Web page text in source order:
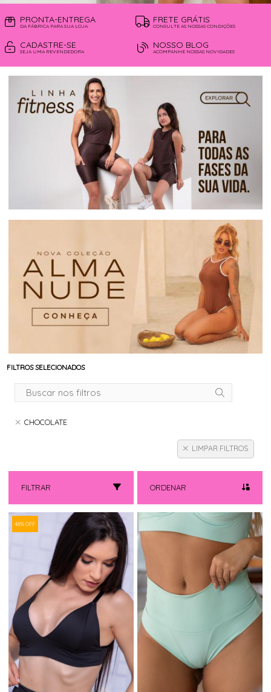
PRONTA-ENTREGA
DA FÁBRICA PARA SUA LOJA
FRETE GRÁTIS
CONSULTE AS NOSSAS CONDIÇÕES
CADASTRE-SE
SEJA UMA REVENDEDORA
NOSSO BLOG
ACOMPANHE NOSSAS NOVIDADES
FILTROS SELECIONADOS
CHOCOLATE
LIMPAR FILTROS
FILTRAR ORDENAR
46% OFF